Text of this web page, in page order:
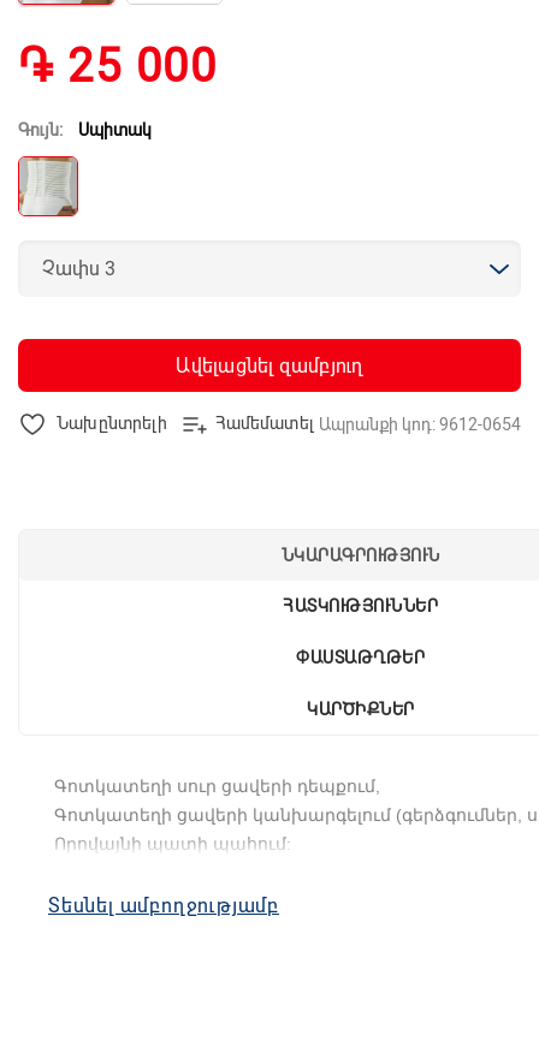
֏ 25 000
Գույն: Սպիտակ
Ավելացնել զամբյուղ
Նախընտրելի Համեմատել Ապրանքի կոդ: 9612-0654
ՆԿԱՐԱԳՐՈՒԹՅՈՒՆ
ՀԱՏԿՈՒԹՅՈՒՆՆԵՐ
ՓԱՍՏԱԹՂԹԵՐ
ԿԱՐԾԻՔՆԵՐ
Գոտկատեղի սուր ցավերի դեպքում,
Գոտկատեղի ցավերի կանխարգելում (գերձգումներ
Որովայնի պատի պահում:
Տեսնել ամբողջությամբ